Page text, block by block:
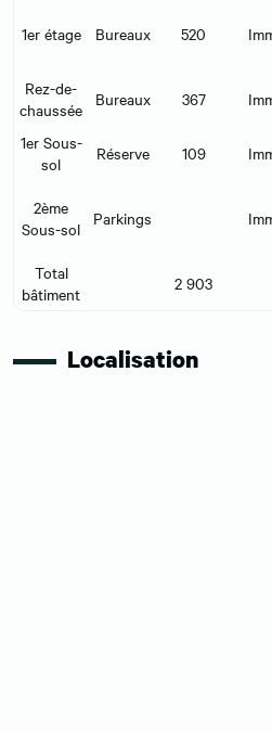
1er étage Bureaux 520
Rez-de-
chaussée
Bureaux 367
1er Sous-
sol
Réserve 109
2ème
Sous-sol
Parkings
Total
bâtiment
2 903
Localisation